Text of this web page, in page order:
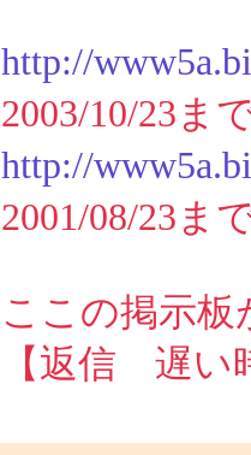
http://
2003/10/23まで
http://
2001/08/23まで
ここの掲示
【返信 遅い